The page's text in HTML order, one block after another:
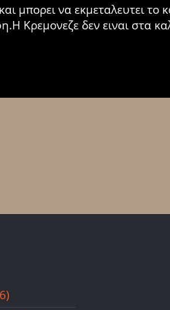
μπορει να εκμεταλευτει
Κρεμονεζε δεν ειναι στα